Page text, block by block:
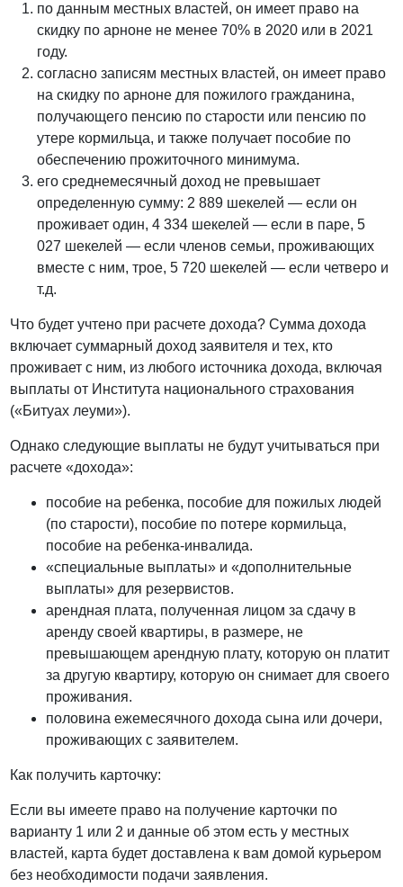
по данным местных властей, он имеет право на
скидку по арноне не менее 70% в 2020 или в 2021
году.
согласно записям местных властей, он имеет право
на скидку по арноне для пожилого гражданина,
получающего пенсию по старости или пенсию по
утере кормильца, и также получает пособие по
обеспечению прожиточного минимума.
его среднемесячный доход не превышает
определенную сумму: 2 889 шекелей — если он
проживает один, 4 334 шекелей — если в паре, 5
027 шекелей — если членов семьи, проживающих
вместе с ним, трое, 5 720 шекелей — если четверо и
т.д.
Что будет учтено при расчете дохода? Сумма дохода
включает суммарный доход заявителя и тех, кто
проживает с ним, из любого источника дохода, включая
выплаты от Института национального страхования
(«Битуах леуми»).
Однако следующие выплаты не будут учитываться при
расчете «дохода»:
пособие на ребенка, пособие для пожилых людей
(по старости), пособие по потере кормильца,
пособие на ребенка-инвалида.
«специальные выплаты» и «дополнительные
выплаты» для резервистов.
арендная плата, полученная лицом за сдачу в
аренду своей квартиры, в размере, не
превышающем арендную плату, которую он платит
за другую квартиру, которую он снимает для своего
проживания.
половина ежемесячного дохода сына или дочери,
проживающих с заявителем.
Как получить карточку:
Если вы имеете право на получение карточки по
варианту 1 или 2 и данные об этом есть у местных
властей, карта будет доставлена ​​к вам домой курьером
без необходимости подачи заявления.